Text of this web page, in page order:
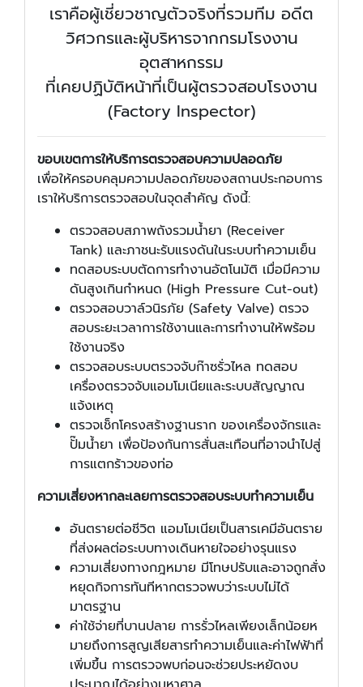
เราคือผู้เชี่ยวชาญตัวจริงที่รวมทีม อดีต
วิศวกรและผู้บริหารจากกรมโรงงาน
อุตสาหกรรม
ที่เคยปฏิบัติหน้าที่เป็นผู้ตรวจสอบโรงงาน
(Factory Inspector)
ขอบเขตการให้บริการตรวจสอบความปลอดภัย
เพื่อให้ครอบคลุมความปลอดภัยของสถานประกอบการ
เราให้บริการตรวจสอบในจุดสำคัญ ดังนี้:
ตรวจสอบสภาพถังรวมน้ำยา (Receiver
Tank) และภาชนะรับแรงดันในระบบทำความเย็น
ทดสอบระบบตัดการทำงานอัตโนมัติ เมื่อมีความ
ดันสูงเกินกำหนด (High Pressure Cut-out)
ตรวจสอบวาล์วนิรภัย (Safety Valve) ตรวจ
สอบระยะเวลาการใช้งานและการทำงานให้พร้อม
ใช้งานจริง
ตรวจสอบระบบตรวจจับก๊าซรั่วไหล ทดสอบ
เครื่องตรวจจับแอมโมเนียและระบบสัญญาณ
แจ้งเหตุ
ตรวจเช็กโครงสร้างฐานราก ของเครื่องจักรและ
ปั๊มน้ำยา เพื่อป้องกันการสั่นสะเทือนที่อาจนำไปสู่
การแตกร้าวของท่อ
ความเสี่ยงหากละเลยการตรวจสอบระบบทำความเย็น
อันตรายต่อชีวิต แอมโมเนียเป็นสารเคมีอันตราย
ที่ส่งผลต่อระบบทางเดินหายใจอย่างรุนแรง
ความเสี่ยงทางกฎหมาย มีโทษปรับและอาจถูกสั่ง
หยุดกิจการทันทีหากตรวจพบว่าระบบไม่ได้
มาตรฐาน
ค่าใช้จ่ายที่บานปลาย การรั่วไหลเพียงเล็กน้อยห
มายถึงการสูญเสียสารทำความเย็นและค่าไฟฟ้าที่
เพิ่มขึ้น การตรวจพบก่อนจะช่วยประหยัดงบ